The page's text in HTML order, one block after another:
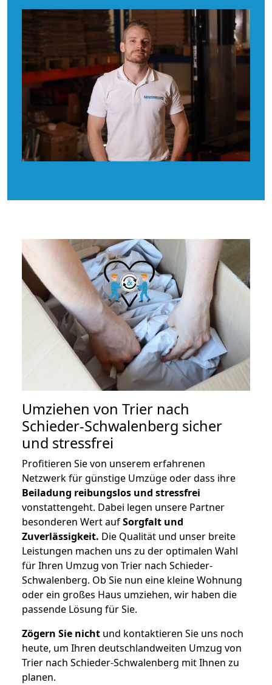
Umziehen von Trier nach
Schieder-Schwalenberg sicher
und stressfrei
Profitieren Sie von unserem erfahrenen
Netzwerk für günstige Umzüge oder dass ihre
Beiladung reibungslos und stressfrei
vonstattengeht. Dabei legen unsere Partner
besonderen Wert aufSorgfalt und
Zuverlässigkeit. Die Qualität und unser breite
Leistungen machen uns zu der optimalen Wahl
für Ihren Umzug von Trier nach Schieder-
Schwalenberg. Ob Sie nun eine kleine Wohnung
oder ein großes Haus umziehen, wir haben die
passende Lösung für Sie.
Zögern Sie nicht und kontaktieren Sie uns noch
heute, um Ihren deutschlandweiten Umzug von
Trier nach Schieder-Schwalenberg mit Ihnen zu
planen.